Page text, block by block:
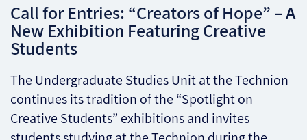
Call for Entries: “Creators of Hope” – A
New Exhibition Featuring Creative
Students
The Undergraduate Studies Unit at the Technion
continues its tradition of the “Spotlight on
Creative Students” exhibitions and invites